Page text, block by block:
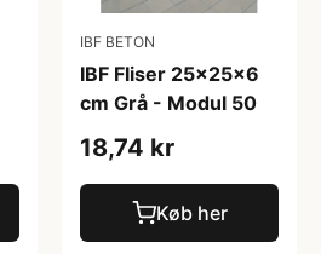
IBF BETON
IBF Fliser 25x25x6
cm Grå - Modul 50
18,74 kr
Køb her